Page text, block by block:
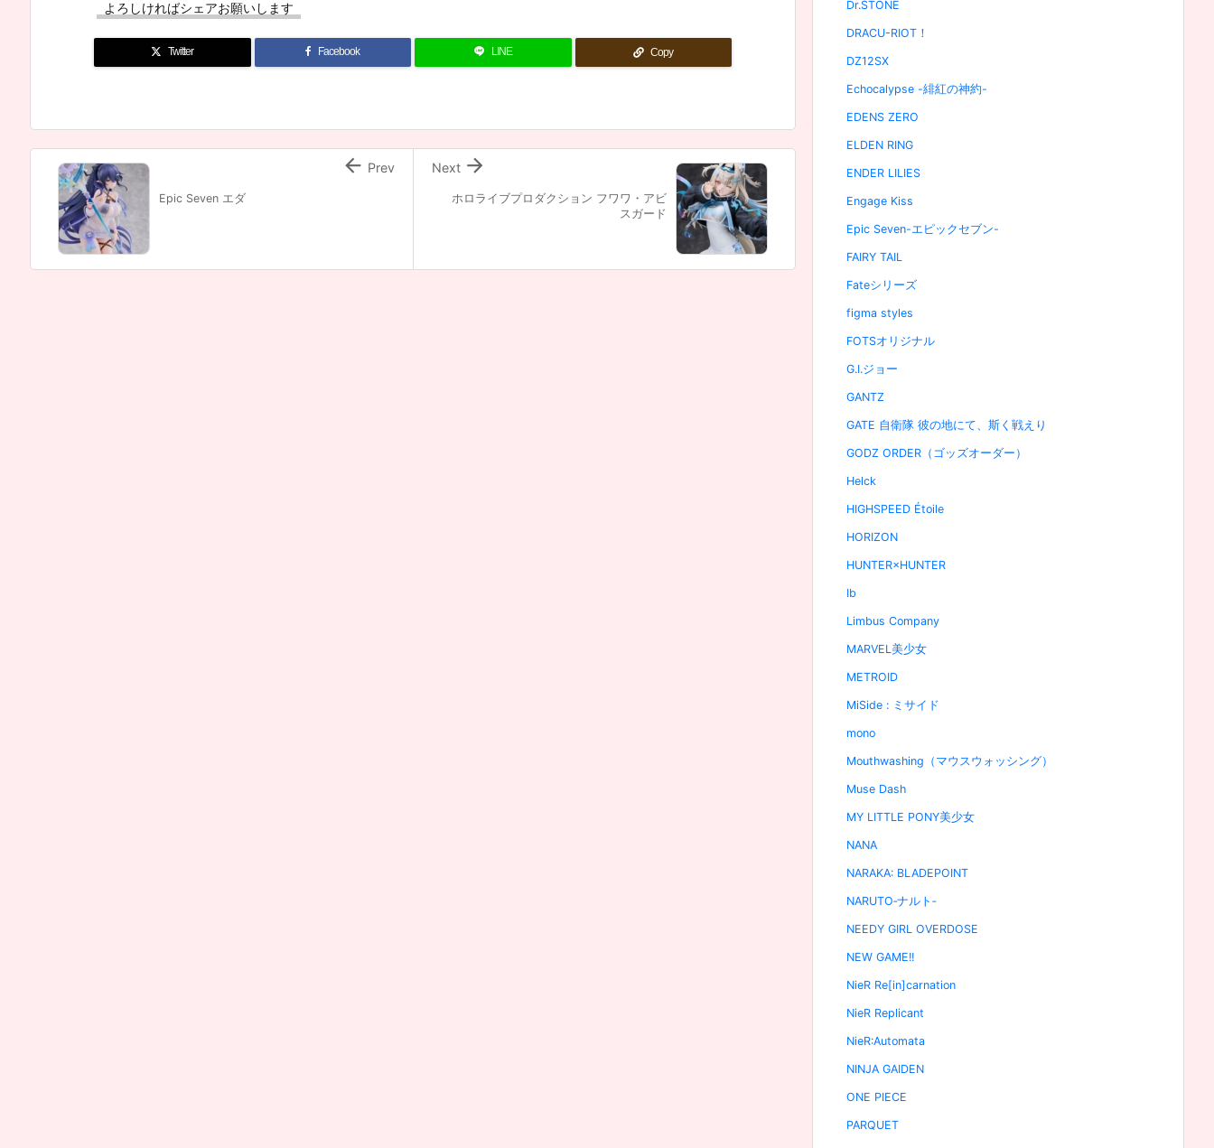
よろしければシェアお願いします
Twitter Facebook LINE Copy
ホロライブプロダクション フワワ・アビ
スガード

Next
Epic Seven エダ
 Prev
Dr.STONE
DRACU-RIOT！
DZ12SX
Echocalypse -緋紅の神約-
EDENS ZERO
ELDEN RING
ENDER LILIES
Engage Kiss
Epic Seven-エピックセブン-
FAIRY TAIL
Fateシリーズ
figma styles
FOTSオリジナル
G.I.ジョー
GANTZ
GATE 自衛隊 彼の地にて、斯く戦えり
GODZ ORDER（ゴッズオーダー）
Helck
HIGHSPEED Étoile
HORIZON
HUNTER×HUNTER
Ib
Limbus Company
MARVEL美少女
METROID
MiSide : ミサイド
mono
Mouthwashing（マウスウォッシング）
Muse Dash
MY LITTLE PONY美少女
NANA
NARAKA: BLADEPOINT
NARUTO‐ナルト‐
NEEDY GIRL OVERDOSE
NEW GAME!!
NieR Re[in]carnation
NieR Replicant
NieR:Automata
NINJA GAIDEN
ONE PIECE
PARQUET